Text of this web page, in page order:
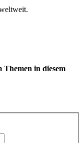
Themen in diesem